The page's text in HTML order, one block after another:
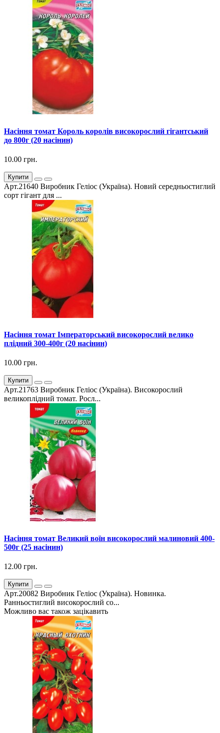
Насіння томат Король королів високорослий гігантський
до 800г (20 насінин)
10.00 грн.
Купити
Арт.21640 Виробник Геліос (Україна). Новий середньостиглий
сорт гігант для ...
Насіння томат Імператорський високорослий велико
плідний 300-400г (20 насінин)
10.00 грн.
Купити
Арт.21763 Виробник Геліос (Україна). Високорослий
великоплідний томат. Росл...
Насіння томат Великий воїн високорослий малиновий 400-
500г (25 насінин)
12.00 грн.
Купити
Арт.20082 Виробник Геліос (Україна). Новинка.
Ранньостиглий високорослий со...
Можливо вас також зацікавить